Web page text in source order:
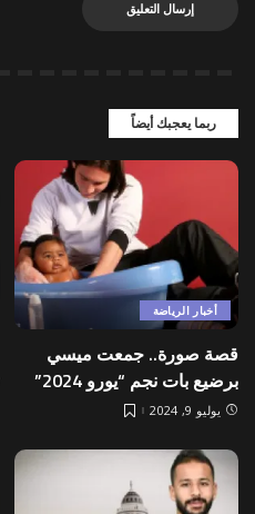
ربما يعجبك أيضاً
أخبار الرياضة
قصة صورة.. جمعت ميسي
برضيع بات نجم “يورو 2024”
يوليو 9, 2024